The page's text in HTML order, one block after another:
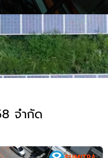
จำกัด